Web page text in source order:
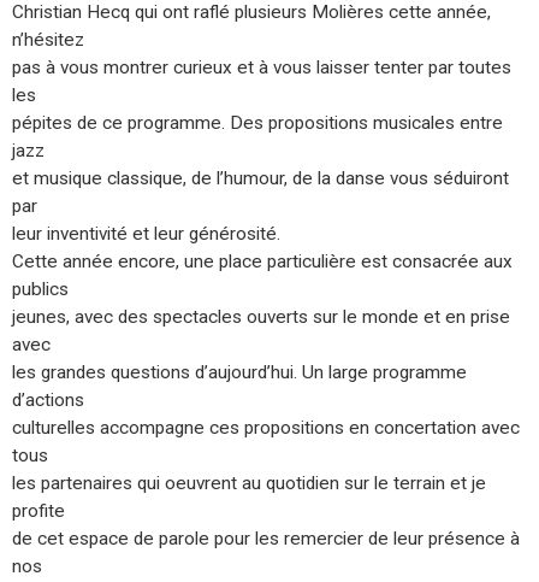
Christian Hecq qui ont raflé plusieurs Molières cette année,
n’hésitez
pas à vous montrer curieux et à vous laisser tenter par toutes
les
pépites de ce programme. Des propositions musicales entre
jazz
et musique classique, de l’humour, de la danse vous séduiront
par
leur inventivité et leur générosité.
Cette année encore, une place particulière est consacrée aux
publics
jeunes, avec des spectacles ouverts sur le monde et en prise
avec
les grandes questions d’aujourd’hui. Un large programme
d’actions
culturelles accompagne ces propositions en concertation avec
tous
les partenaires qui oeuvrent au quotidien sur le terrain et je
profite
de cet espace de parole pour les remercier de leur présence à
nos